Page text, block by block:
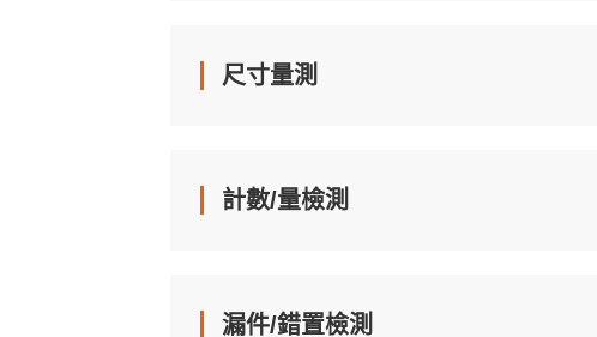
尺寸量測
計數/量檢測
漏件/錯置檢測